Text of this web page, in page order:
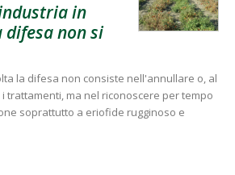
in
non si
la difesa non consiste nell'annullare o, al
trattamenti, ma nel riconoscere per tempo
soprattutto a eriofide rugginoso e